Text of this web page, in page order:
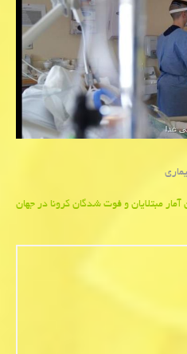
مبتلایان و فوت شدگان کرونا در جهان